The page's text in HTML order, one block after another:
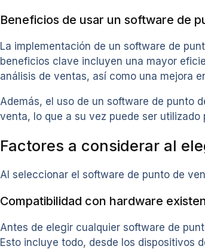
Beneficios de usar un software de
La implementación de un software de
beneficios clave incluyen una mayor
análisis de ventas, así como una mejora
Además, el uso de un software de punto
venta, lo que a su vez puede ser
Factores a considerar al
Al seleccionar el software de punto de
Compatibilidad con hardware
Antes de elegir cualquier software de
Esto incluye todo, desde los dispositivos